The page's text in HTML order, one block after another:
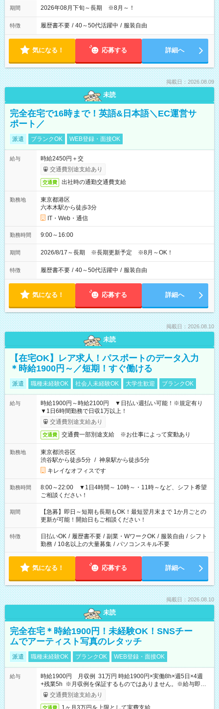
期間 2026年08月下旬～長期 ※8月～！
特徴 履歴書不要 / 40～50代活躍中 / 服装自由
気になる！ 応募する 詳細へ
掲載日：2026.08.09
未読
完全在宅で16時まで！英語&日本語＼EC運営サ
ポート／
派遣 ブランクOK WEB登録・面接OK
給与
時給2450円＋交
交通費別途支給あり
交通費 出社時の通勤交通費支給
勤務地
東京都港区
六本木駅から徒歩3分
IT・Web・通信
勤務時間 9:00～16:00
期間 2026/8/17～長期 ※長期更新予定 ※8月～OK！
特徴 履歴書不要 / 40～50代活躍中 / 服装自由
気になる！ 応募する 詳細へ
掲載日：2026.08.10
未読
【在宅OK】レア求人！パスポートのデータ入力
＊時給1900円～／短期！すぐ働ける
派遣 職種未経験OK 社会人未経験OK 大学生歓迎 ブランクOK
給与
時給1900円～時給2100円 ▼日払い週払い可能！※規定有り
▼1日6時間勤務で日収1万以上！
交通費別途支給あり
交通費 交通費一部別途支給 ※お仕事によって変動あり
勤務地
東京都渋谷区
渋谷駅から徒歩5分 / 神泉駅から徒歩5分
キレイなオフィスです
勤務時間
8:00～22:00 ▼1日4時間～ 10時～・11時～など、シフト希望
ご相談ください！
期間
【急募】即日～短期も長期もOK！最短翌月末まで 1か月ごとの
更新が可能！開始日もご相談ください！
特徴 日払いOK / 履歴書不要 / 副業・WワークOK / 服装自由 / シフト
勤務 / 10名以上の大量募集 / パソコンスキル不要
気になる！ 応募する 詳細へ
掲載日：2026.08.10
未読
完全在宅＊時給1900円！未経験OK！SNSチー
ムでアーティスト写真のレタッチ
派遣 職種未経験OK ブランクOK WEB登録・面接OK
給与
時給1900円 月収例 31万円 時給1900円×実働8h×週5日×4週
+残業5h ※月収例を保証するものではありません。※給与即受
取りサービス利用可（利用条件有）
交通費別途支給あり
交通費 1ヶ月3万円を上限として実費支給